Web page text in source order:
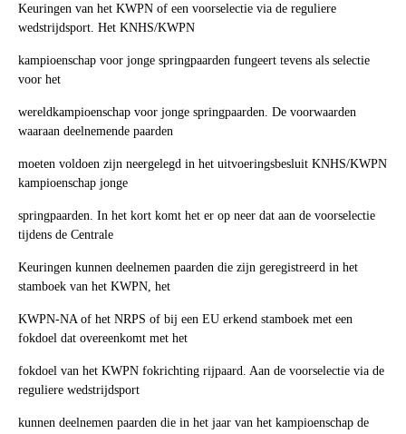
Keuringen van het KWPN of een voorselectie via de reguliere
wedstrijdsport. Het KNHS/KWPN
kampioenschap voor jonge springpaarden fungeert tevens als selectie
voor het
wereldkampioenschap voor jonge springpaarden. De voorwaarden
waaraan deelnemende paarden
moeten voldoen zijn neergelegd in het uitvoeringsbesluit KNHS/KWPN
kampioenschap jonge
springpaarden. In het kort komt het er op neer dat aan de voorselectie
tijdens de Centrale
Keuringen kunnen deelnemen paarden die zijn geregistreerd in het
stamboek van het KWPN, het
KWPN-NA of het NRPS of bij een EU erkend stamboek met een
fokdoel dat overeenkomt met het
fokdoel van het KWPN fokrichting rijpaard. Aan de voorselectie via de
reguliere wedstrijdsport
kunnen deelnemen paarden die in het jaar van het kampioenschap de